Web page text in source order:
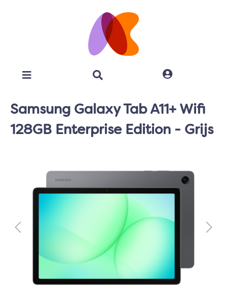
Samsung Galaxy Tab A11+ Wifi
128GB Enterprise Edition - Grijs